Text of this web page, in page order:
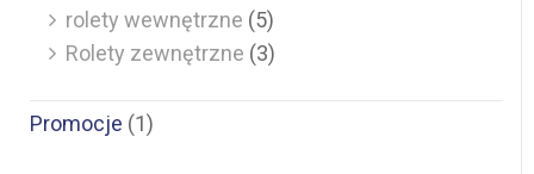
rolety wewnętrzne (5)
Rolety zewnętrzne (3)
Promocje (1)